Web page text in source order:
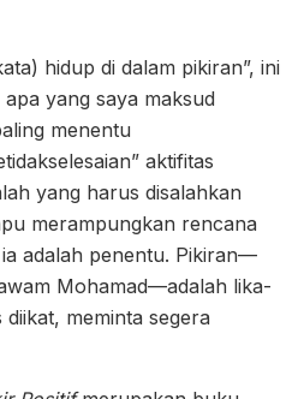
hidup di dalam pikiran”, ini
yang saya maksud
menentu
aktifitas
yang harus disalahkan
merampungkan rencana
adalah penentu. Pikiran—
Mohamad—adalah lika-
meminta segera